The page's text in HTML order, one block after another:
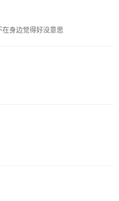
身边觉得好没意思